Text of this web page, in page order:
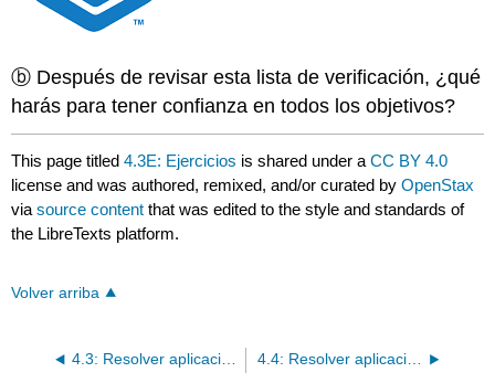
ⓑ Después de revisar esta lista de verificación, ¿qué
harás para tener confianza en todos los objetivos?
This page titled4.3E: Ejercicios is shared under aCC BY 4.0
license and was authored, remixed, and/or curated byOpenStax
viasource content that was edited to the style and standards of
the LibreTexts platform.
Volver arriba
4.3: Resolver aplicaciones con sistemas de ecuaciones 4.4: Resolver aplicaciones de mezcla con sistemas de ecuaciones